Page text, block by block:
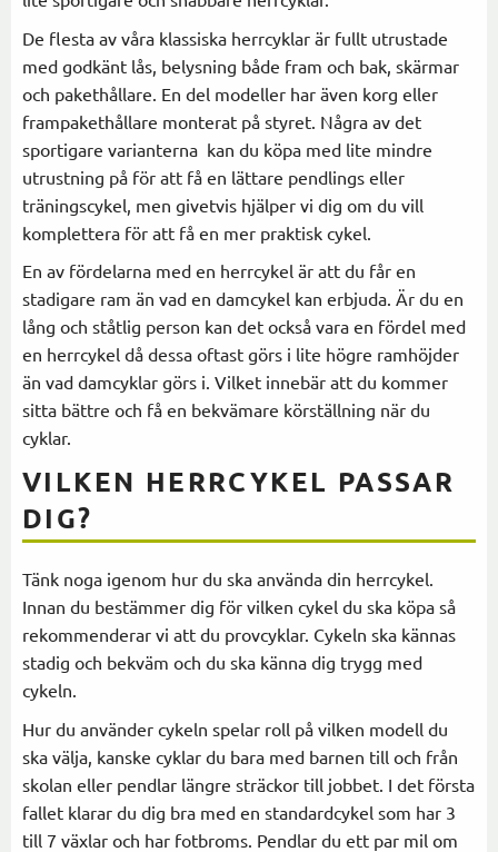
De flesta av våra klassiska herrcyklar är fullt utrustade
med godkänt lås, belysning både fram och bak, skärmar
och pakethållare. En del modeller har även korg eller
frampakethållare monterat på styret. Några av det
sportigare varianterna kan du köpa med lite mindre
utrustning på för att få en lättare pendlings eller
träningscykel, men givetvis hjälper vi dig om du vill
komplettera för att få en mer praktisk cykel.
En av fördelarna med en herrcykel är att du får en
stadigare ram än vad en damcykel kan erbjuda. Är du en
lång och ståtlig person kan det också vara en fördel med
en herrcykel då dessa oftast görs i lite högre ramhöjder
än vad damcyklar görs i. Vilket innebär att du kommer
sitta bättre och få en bekvämare körställning när du
cyklar.
VILKEN HERRCYKEL PASSAR
DIG?
Tänk noga igenom hur du ska använda din herrcykel.
Innan du bestämmer dig för vilken cykel du ska köpa så
rekommenderar vi att du provcyklar. Cykeln ska kännas
stadig och bekväm och du ska känna dig trygg med
cykeln.
Hur du använder cykeln spelar roll på vilken modell du
ska välja, kanske cyklar du bara med barnen till och från
skolan eller pendlar längre sträckor till jobbet. I det första
fallet klarar du dig bra med en standardcykel som har 3
till 7 växlar och har fotbroms. Pendlar du ett par mil om